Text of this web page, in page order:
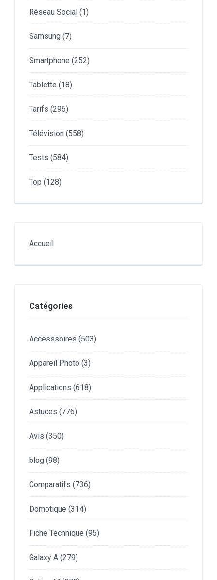
Réseau Social (1)
Samsung (7)
Smartphone (252)
Tablette (18)
Tarifs (296)
Télévision (558)
Tests (584)
Top (128)
Accueil
Catégories
Accesssoires (503)
Appareil Photo (3)
Applications (618)
Astuces (776)
Avis (350)
blog (98)
Comparatifs (736)
Domotique (314)
Fiche Technique (95)
Galaxy A (279)